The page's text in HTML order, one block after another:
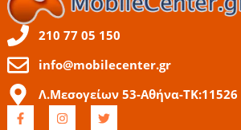
210 77 05 150
info@mobilecenter.gr
Λ.Μεσογείων 53-Αθήνα-ΤΚ:11526
F
a
I
n
T
w